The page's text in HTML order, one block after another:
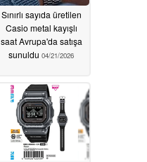
Sınırlı sayıda üretilen
Casio metal kayışlı
saat Avrupa'da satışa
sunuldu 04/21/2026